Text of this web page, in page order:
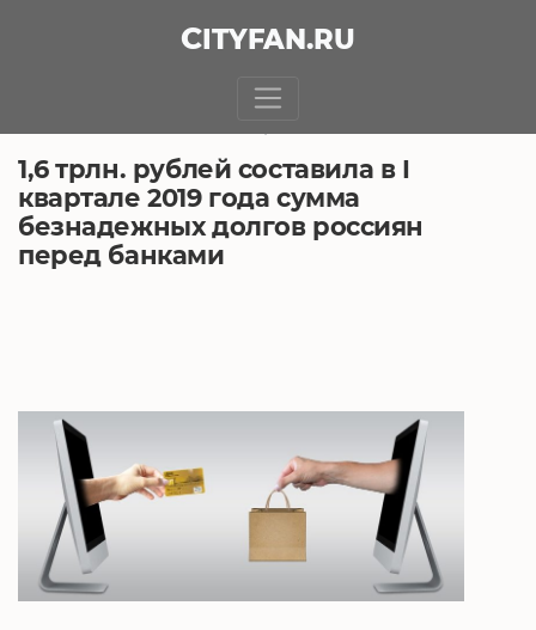
CITYFAN.RU
1,6 трлн. рублей составила в I
квартале 2019 года сумма
безнадежных долгов россиян
перед банками